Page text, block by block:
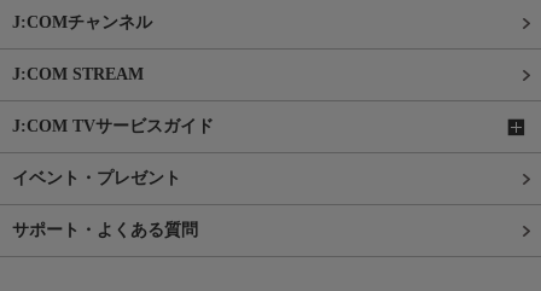
J:COMチャンネル
J:COM STREAM
J:COM TVサービスガイド
イベント・プレゼント
サポート・よくある質問